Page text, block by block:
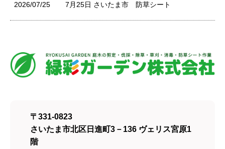
2026/07/25 7月25日 さいたま市 防草シート
〒331-0823
さいたま市北区日進町3－136 ヴェリス宮原1
階